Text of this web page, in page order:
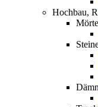
Hochbau,